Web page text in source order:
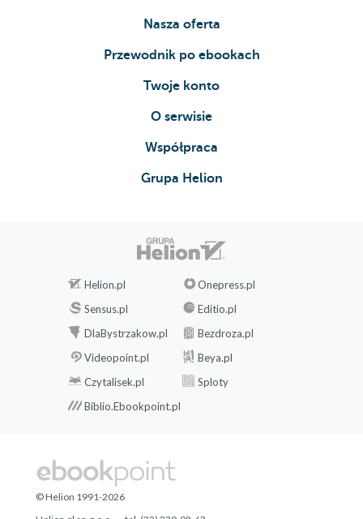
Nasza oferta
Przewodnik po ebookach
Twoje konto
O serwisie
Współpraca
Grupa Helion
Helion.pl
Onepress.pl
Sensus.pl
Editio.pl
DlaBystrzakow.pl
Bezdroza.pl
Videopoint.pl
Beya.pl
Czytalisek.pl
Sploty
Biblio.Ebookpoint.pl
© Helion 1991-2026